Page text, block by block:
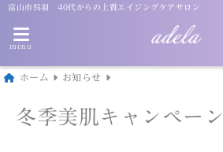
富山市呉羽 40代からの上質エイジングケアサロン
menu
ホーム お知らせ
冬季美肌キャンペーン